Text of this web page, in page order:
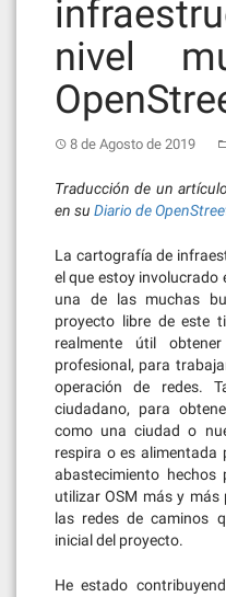
nivel
8 de Agosto de 2019
Traducción de un
en su Diario de
La cartografía de
el que estoy involucrado
una de las muchas
proyecto libre de este
realmente útil
profesional, para
operación de redes.
ciudadano, para
como una ciudad o
respira o es alimentada
abastecimiento hechos
utilizar OSM más y
las redes de caminos
inicial del proyecto.
He estado